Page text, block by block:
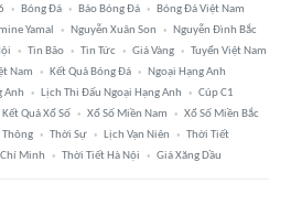
Bóng Đá Báo Bóng Đá
Bóng Đá Việt Nam
Yamal Nguyễn Xuân Son
Nguyễn Đình Bắc
Tin Bão Tin Tức Giá Vàng
Tuyển Việt Nam
Nam Kết Quả Bóng Đá
Ngoại Hạng Anh
Anh
Lịch Thi Đấu Ngoại Hạng Anh
Cúp C1
Kết Quả Xổ Số Xổ Số Miền Nam
Xổ Số Miền Bắc
Thông Thời Sự Lịch Vạn Niên
Thời Tiết
Minh
Thời Tiết Hà Nội Giá Xăng Dầu